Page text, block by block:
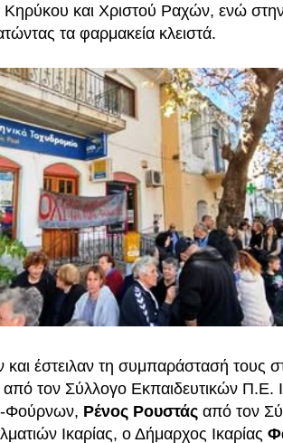
και Χριστού Ραχών, ενώ στην
τα φαρμακεία κλειστά.
και έστειλαν τη συμπαράστασή τους
από τον Σύλλογο Εκπαιδευτικών Π.Ε.
Φούρνων, Ρένος Ρουστάς από τον
Ικαρίας, ο Δήμαρχος Ικαρίας